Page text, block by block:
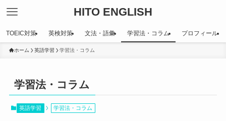
HITO ENGLISH
TOEIC対策 英検対策 文法・語彙 学習法・コラム プロフィール
ホーム 英語学習 学習法・コラム
学習法・コラム
英語学習 学習法・コラム